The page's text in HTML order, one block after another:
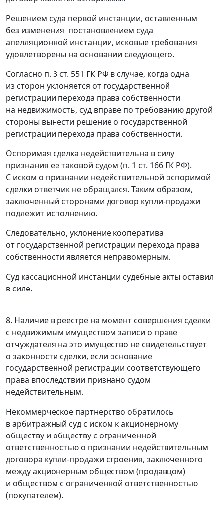
Решением суда первой инстанции, оставленным
без изменения постановлением суда
апелляционной инстанции, исковые требования
удовлетворены на основании следующего.
Согласно п. 3 ст. 551 ГК РФ в случае, когда одна
из сторон уклоняется от государственной
регистрации перехода права собственности
на недвижимость, суд вправе по требованию другой
стороны вынести решение о государственной
регистрации перехода права собственности.
Оспоримая сделка недействительна в силу
признания ее таковой судом (п. 1 ст. 166 ГК РФ).
С иском о признании недействительной оспоримой
сделки ответчик не обращался. Таким образом,
заключенный сторонами договор купли-продажи
подлежит исполнению.
Следовательно, уклонение кооператива
от государственной регистрации перехода права
собственности является неправомерным.
Суд кассационной инстанции судебные акты оставил
в силе.
8. Наличие в реестре на момент совершения сделки
с недвижимым имуществом записи о праве
отчуждателя на это имущество не свидетельствует
о законности сделки, если основание
государственной регистрации соответствующего
права впоследствии признано судом
недействительным.
Некоммерческое партнерство обратилось
в арбитражный суд с иском к акционерному
обществу и обществу с ограниченной
ответственностью о признании недействительным
договора купли-продажи строения, заключенного
между акционерным обществом (продавцом)
и обществом с ограниченной ответственностью
(покупателем).